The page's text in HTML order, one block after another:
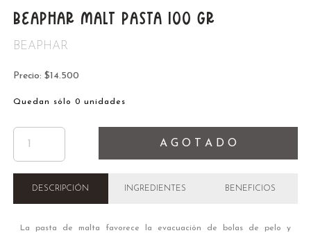
BEAPHAR MALT PASTA 100 GR
BEAPHAR
Precio: $14.500
Quedan sólo 0 unidades
A G O T A D O
DESCRIPCIÓN INGREDIENTES BENEFICIOS
La pasta de malta favorece la evacuación de bolas de pelo y